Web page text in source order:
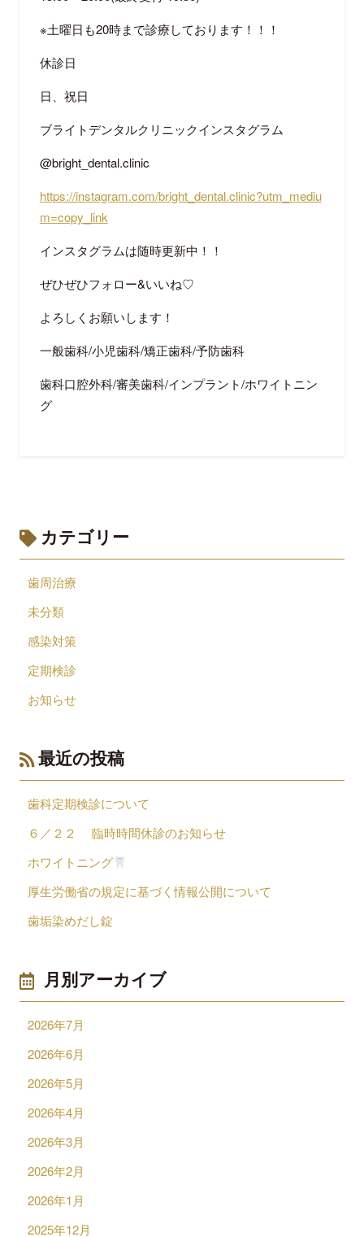
※土曜日も20時まで診療しております！！！
休診日
日、祝日
ブライトデンタルクリニックインスタグラム
@bright_dental.clinic
https://instagram.com/bright_dental.clinic?utm_mediu
m=copy_link
インスタグラムは随時更新中！！
ぜひぜひフォロー&いいね♡
よろしくお願いします！
一般歯科/小児歯科/矯正歯科/予防歯科
歯科口腔外科/審美歯科/インプラント/ホワイトニン
グ
カテゴリー
歯周治療
未分類
感染対策
定期検診
お知らせ
最近の投稿
歯科定期検診について
６／２２ 臨時時間休診のお知らせ
ホワイトニング
厚生労働省の規定に基づく情報公開について
歯垢染めだし錠
月別アーカイブ
2026年7月
2026年6月
2026年5月
2026年4月
2026年3月
2026年2月
2026年1月
2025年12月